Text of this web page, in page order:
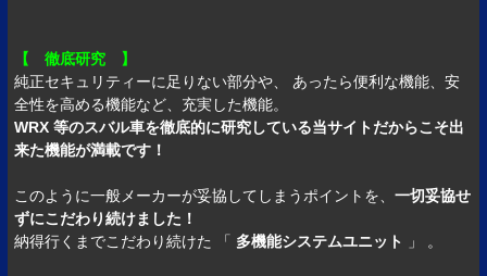
【 徹底研究 】
純正セキュリティーに足りない部分や、 あったら便利な機能、安
全性を高める機能など、充実した機能。
WRX 等のスバル車を徹底的に研究している当サイトだからこそ出
来た機能が満載です！
このように一般メーカーが妥協してしまうポイントを、一切妥協せ
ずにこだわり続けました！
納得行くまでこだわり続けた 「 多機能システムユニット 」 。